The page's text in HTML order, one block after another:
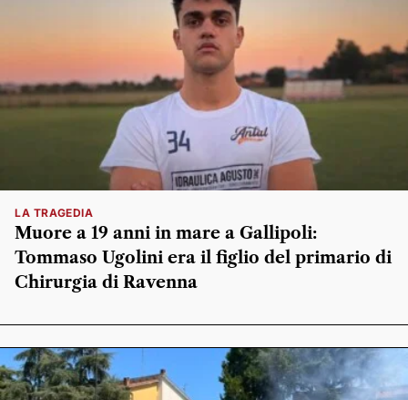
LA TRAGEDIA
Muore a 19 anni in mare a Gallipoli:
Tommaso Ugolini era il figlio del primario di
Chirurgia di Ravenna